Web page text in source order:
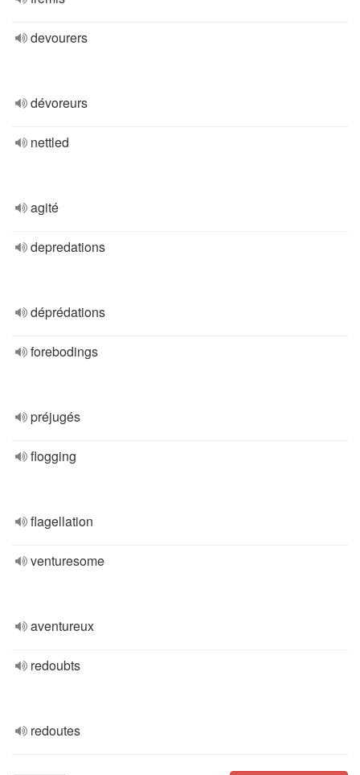
devourers
dévoreurs
nettled
agité
depredations
déprédations
forebodings
préjugés
flogging
flagellation
venturesome
aventureux
redoubts
redoutes